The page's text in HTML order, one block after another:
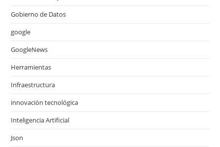
Gobierno de Datos
google
GoogleNews
Herramientas
Infraestructura
innovación tecnológica
Inteligencia Artificial
Json